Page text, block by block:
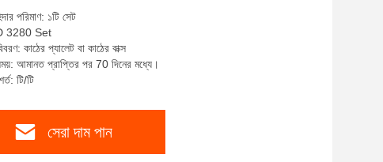
পরিমাণ: ১টি সেট
3280 Set
কাঠের প্যালেট বা কাঠের বাক্স
আমানত প্রাপ্তির পর 70 দিনের মধ্যে।
টি/টি
সেরা দাম পান